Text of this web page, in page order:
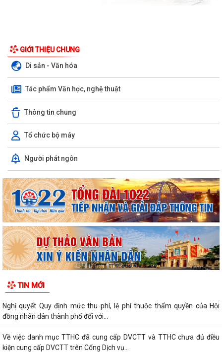
GIỚI THIỆU CHUNG
Di sản - Văn hóa
Tác phẩm Văn học, nghệ thuật
Thông tin chung
Tổ chức bộ máy
Người phát ngôn
TIN MỚI
Nghị quyết Quy định mức thu phí, lệ phí thuộc thẩm quyền của Hội
đồng nhân dân thành phố đối với...
Về việc danh mục TTHC đã cung cấp DVCTT và TTHC chưa đủ điều
kiện cung cấp DVCTT trên Cổng Dịch vụ...